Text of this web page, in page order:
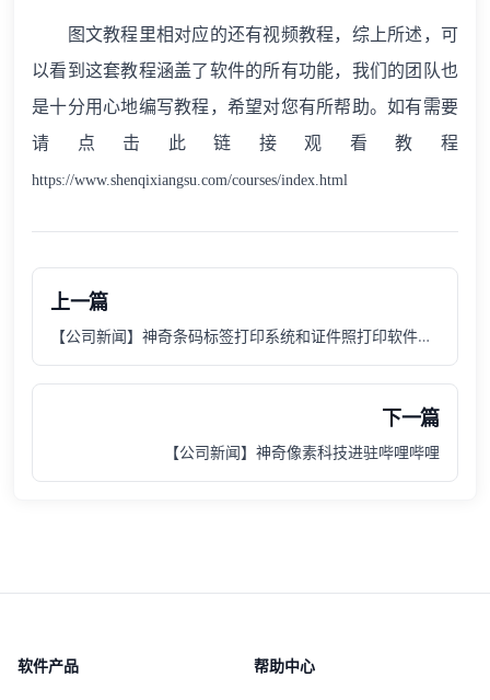
图文教程里相对应的还有视频教程，综上所述，可
以看到这套教程涵盖了软件的所有功能，我们的团队也
是十分用心地编写教程，希望对您有所帮助。如有需要
请点击此链接观看教程
https://www.shenqixiangsu.com/courses/index.html
上一篇
【公司新闻】神奇条码标签打印系统和证件照打印软件视频教程在B站发布啦
下一篇
【公司新闻】神奇像素科技进驻哔哩哔哩
软件产品 帮助中心